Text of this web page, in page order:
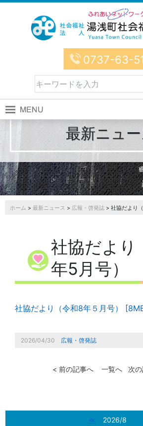
0737-63-
最新ニュ
ホーム > 最新ニュース > 広報・啓発誌 > 社協だより
社協だより
年5月号）
社協だより（令和8年５月号）
2026/04/30 広報・啓発誌
< 前の記事へ 一覧へ 次
≪ 2026/8